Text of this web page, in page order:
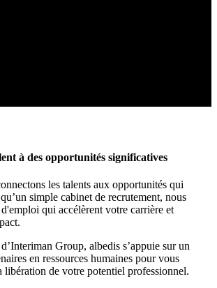
à des opportunités significatives
les talents aux opportunités qui
simple cabinet de recrutement, nous
qui accélèrent votre carrière et
Group, albedis s’appuie sur un
en ressources humaines pour vous
libération de votre potentiel professionnel.